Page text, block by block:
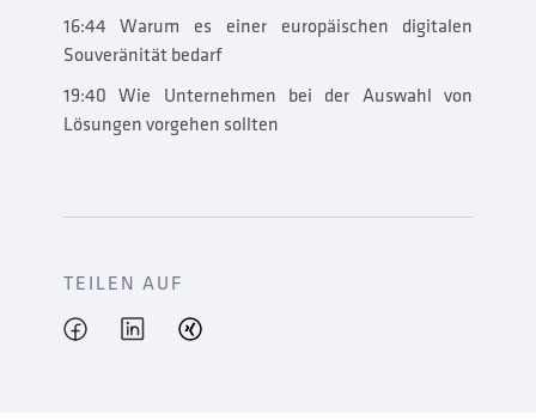
16:44 Warum es einer europäischen digitalen
Souveränität bedarf
19:40 Wie Unternehmen bei der Auswahl von
Lösungen vorgehen sollten
TEILEN AUF